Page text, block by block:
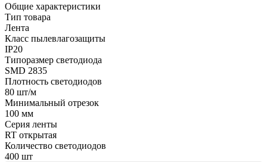
Общие характеристики
Тип товара
Лента
Класс пылевлагозащиты
IP20
Типоразмер светодиода
SMD 2835
Плотность светодиодов
80 шт/м
Минимальный отрезок
100 мм
Серия ленты
RT открытая
Количество светодиодов
400 шт